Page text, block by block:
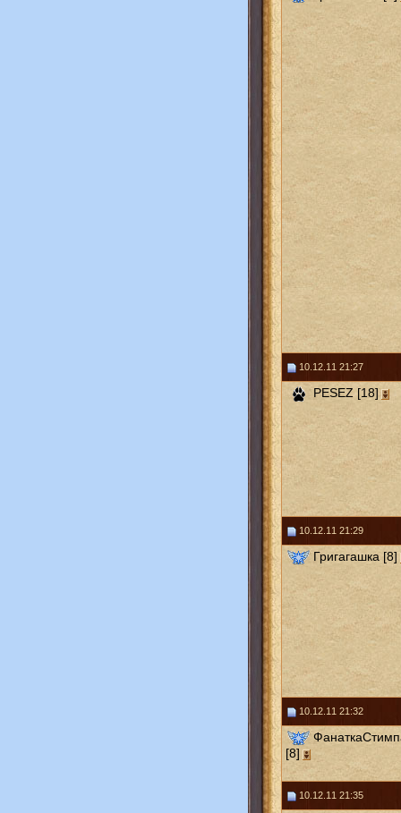
10.12.11 21:27
PESEZ [18]
10.12.11 21:29
Григагашка [8]
10.12.11 21:32
[8]
10.12.11 21:35